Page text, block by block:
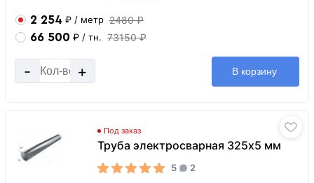
2 254 ₽ / метр 2480 ₽
66 500 ₽ / тн. 73150 ₽
- + В корзину
Под заказ
Труба электросварная 325х5 мм
5 2